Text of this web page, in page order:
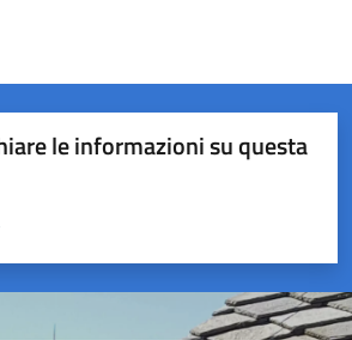
le informazioni su questa
5 stelle su 5
stelle su 5
su 5
5